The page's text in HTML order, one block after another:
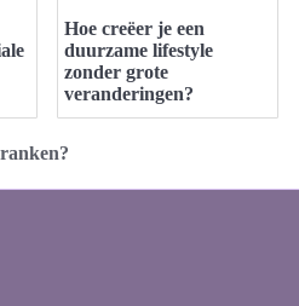
Hoe creëer je een
duurzame lifestyle
zonder grote
veranderingen?